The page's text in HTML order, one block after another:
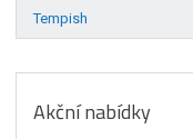
Tempish
Akční nabídky